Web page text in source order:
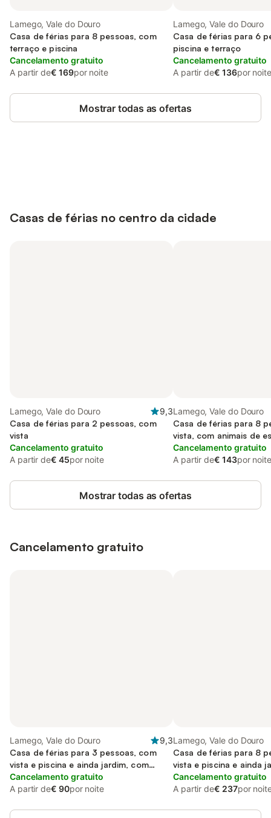
Lamego, Vale do Douro
Casa de férias para 8 pessoas, com
terraço e piscina
Cancelamento gratuito
A partir de€ 169por noite
Lamego, Vale do Douro
Casa de férias para 6
piscina e terraço
Cancelamento gratuito
A partir de€ 136por noite
Mostrar todas as ofertas
Casas de férias no centro da cidade
Lamego, Vale do Douro
9,3
Casa de férias para 2 pessoas, com
vista
Cancelamento gratuito
A partir de€ 45por noite
Lamego, Vale do Douro
Casa de férias para 8
vista, com animais de
Cancelamento gratuito
A partir de€ 143por noite
Mostrar todas as ofertas
Cancelamento gratuito
Lamego, Vale do Douro
9,3
Casa de férias para 3 pessoas, com
vista e piscina e ainda jardim, com
animais de estimação
Cancelamento gratuito
A partir de€ 90por noite
Lamego, Vale do Douro
Casa de férias para 8
vista e piscina e ainda
Cancelamento gratuito
A partir de€ 237por